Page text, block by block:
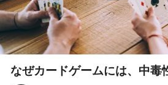
なぜカードゲームには、中毒